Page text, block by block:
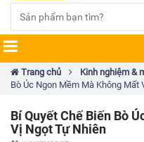
Trang chủ Kinh nghiệm &
Bò Úc Ngon Mềm Mà Không Mất
Bí Quyết Chế Biến Bò
Vị Ngọt Tự Nhiên